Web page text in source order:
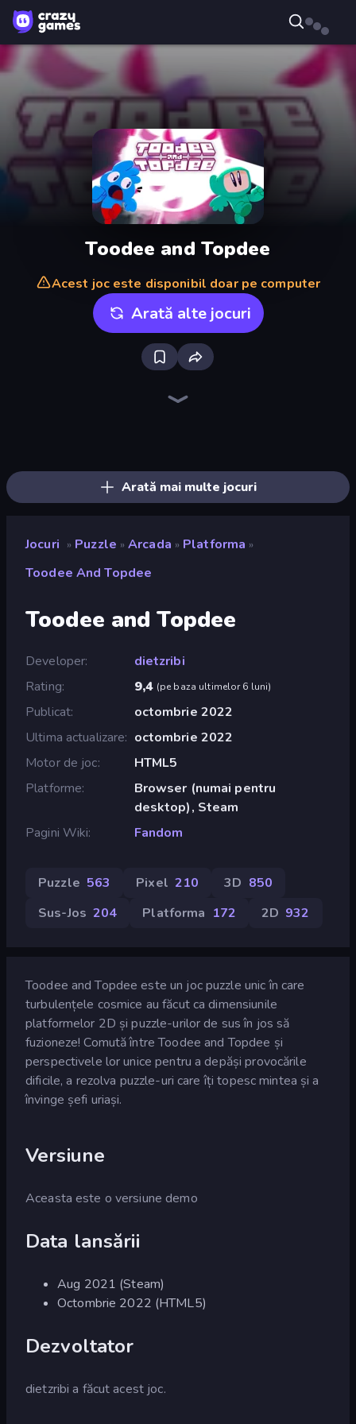
Toodee and Topdee
Acest joc este disponibil doar pe computer
Arată alte jocuri
Arată mai multe jocuri
Jocuri » Puzzle » Arcada » Platforma »
Toodee And Topdee
Toodee and Topdee
Developer
dietzribi
Rating
9,4 (pe baza ultimelor 6 luni)
Publicat
octombrie 2022
Ultima actualizare
octombrie 2022
Motor de joc
HTML5
Platforme
Browser (numai pentru
desktop), Steam
Pagini Wiki
Fandom
Puzzle 563 Pixel 210 3D 850
Sus-Jos 204 Platforma 172 2D 932
Toodee and Topdee este un joc puzzle unic în care
turbulențele cosmice au făcut ca dimensiunile
platformelor 2D și puzzle-urilor de sus în jos să
fuzioneze! Comută între Toodee and Topdee și
perspectivele lor unice pentru a depăși provocările
dificile, a rezolva puzzle-uri care îți topesc mintea și a
învinge șefi uriași.
Versiune
Aceasta este o versiune demo
Data lansării
Aug 2021 (Steam)
Octombrie 2022 (HTML5)
Dezvoltator
dietzribi a făcut acest joc.